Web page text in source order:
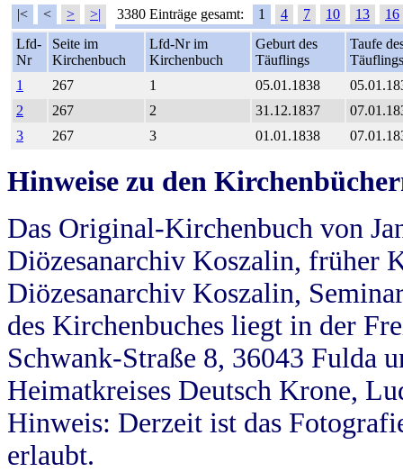
|< < > >| 3380 Einträge gesamt: 1 4 7 10 13
16
Lfd-
Nr
Seite im
Kirchenbuch
Lfd-Nr im
Kirchenbuch
Geburt des
Täuflings
Taufe
Täuflings
1
267 1 05.01.1838
2
267 2 31.12.1837
3
267 3 01.01.1838
Hinweise zu den
Das Original-Kirchenbuch von
Diözesanarchiv Koszalin, früher
Diözesanarchiv Koszalin,
des Kirchenbuches liegt in der
Schwank-Straße 8, 36043 Fulda
Heimatkreises Deutsch Krone,
Hinweis: Derzeit ist das
erlaubt.